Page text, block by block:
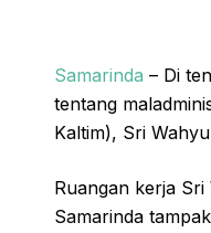
Samarinda – Di
tentang
Kaltim), Sri
Ruangan kerja
Samarinda